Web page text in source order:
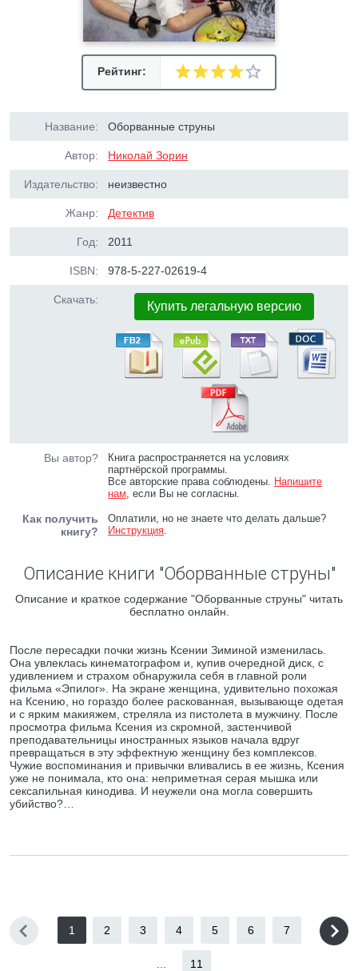
Рейтинг:
Название: Оборванные струны
Автор: Николай Зорин
Издательство: неизвестно
Жанр: Детектив
Год: 2011
ISBN: 978-5-227-02619-4
Скачать: Купить легальную версию
Вы автор?
Книга распространяется на условиях
партнёрской программы.
Все авторские права соблюдены. Напишите
нам, если Вы не согласны.
Как получить
книгу?
Оплатили, но не знаете что делать дальше?
Инструкция.
Описание книги "Оборванные струны"
Описание и краткое содержание "Оборванные струны" читать
бесплатно онлайн.
После пересадки почки жизнь Ксении Зиминой изменилась.
Она увлеклась кинематографом и, купив очередной диск, с
удивлением и страхом обнаружила себя в главной роли
фильма «Эпилог». На экране женщина, удивительно похожая
на Ксению, но гораздо более раскованная, вызывающе одетая
и с ярким макияжем, стреляла из пистолета в мужчину. После
просмотра фильма Ксения из скромной, застенчивой
преподавательницы иностранных языков начала вдруг
превращаться в эту эффектную женщину без комплексов.
Чужие воспоминания и привычки вливались в ее жизнь, Ксения
уже не понимала, кто она: неприметная серая мышка или
сексапильная кинодива. И неужели она могла совершить
убийство?…
1 2 3 4 5 6 7
11